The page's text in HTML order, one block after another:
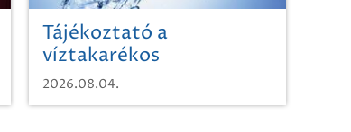
Tájékoztató a
víztakarékos
vízhasználatról
2026.08.04.